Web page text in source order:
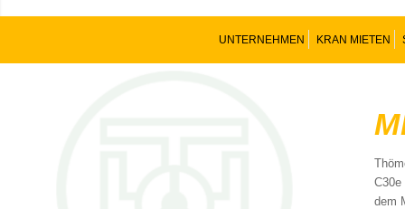
UNTERNEHMEN KRAN MIETEN
C30e
dem